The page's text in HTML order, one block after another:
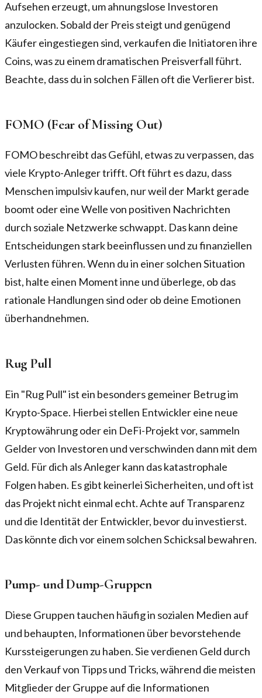
Aufsehen erzeugt, um ahnungslose Investoren
anzulocken. Sobald der Preis steigt und genügend
Käufer eingestiegen sind, verkaufen die Initiatoren ihre
Coins, was zu einem dramatischen Preisverfall führt.
Beachte, dass du in solchen Fällen oft die Verlierer bist.
FOMO (Fear of Missing Out)
FOMO beschreibt das Gefühl, etwas zu verpassen, das
viele Krypto-Anleger trifft. Oft führt es dazu, dass
Menschen impulsiv kaufen, nur weil der Markt gerade
boomt oder eine Welle von positiven Nachrichten
durch soziale Netzwerke schwappt. Das kann deine
Entscheidungen stark beeinflussen und zu finanziellen
Verlusten führen. Wenn du in einer solchen Situation
bist, halte einen Moment inne und überlege, ob das
rationale Handlungen sind oder ob deine Emotionen
überhandnehmen.
Rug Pull
Ein "Rug Pull" ist ein besonders gemeiner Betrug im
Krypto-Space. Hierbei stellen Entwickler eine neue
Kryptowährung oder ein DeFi-Projekt vor, sammeln
Gelder von Investoren und verschwinden dann mit dem
Geld. Für dich als Anleger kann das katastrophale
Folgen haben. Es gibt keinerlei Sicherheiten, und oft ist
das Projekt nicht einmal echt. Achte auf Transparenz
und die Identität der Entwickler, bevor du investierst.
Das könnte dich vor einem solchen Schicksal bewahren.
Pump- und Dump-Gruppen
Diese Gruppen tauchen häufig in sozialen Medien auf
und behaupten, Informationen über bevorstehende
Kurssteigerungen zu haben. Sie verdienen Geld durch
den Verkauf von Tipps und Tricks, während die meisten
Mitglieder der Gruppe auf die Informationen